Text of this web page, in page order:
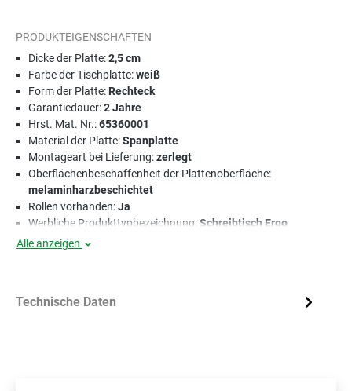
PRODUKTEIGENSCHAFTEN
Dicke der Platte:2,5 cm
Farbe der Tischplatte:weiß
Form der Platte:Rechteck
Garantiedauer:2 Jahre
Hrst. Mat. Nr.:65360001
Material der Platte:Spanplatte
Montageart bei Lieferung:zerlegt
Oberflächenbeschaffenheit der Plattenoberfläche:
melaminharzbeschichtet
Rollen vorhanden:Ja
Werbliche Produkttypbezeichnung: Schreibtisch Ergo
Alle anzeigen
Technische Daten